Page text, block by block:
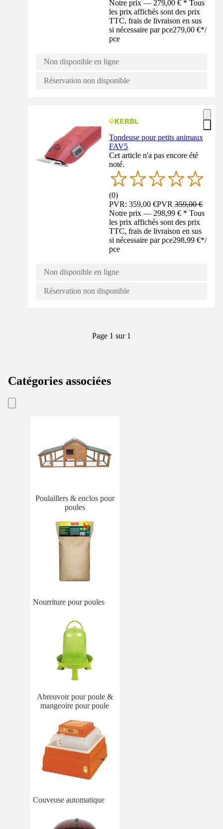
Notre prix — 279,00 € * Tous
les prix affichés sont des prix
TTC, frais de livraison en sus
si nécessaire par pce279,00 €*/
pce
Non disponible en ligne
Réservation non disponible
Tondeuse pour petits animaux
FAV5
Cet article n'a pas encore été
noté.
(0)
PVR: 359,00 €PVR359,00 €
Notre prix — 298,99 € * Tous
les prix affichés sont des prix
TTC, frais de livraison en sus
si nécessaire par pce298,99 €*/
pce
Non disponible en ligne
Réservation non disponible
Page 1 sur 1
Catégories associées
Poulaillers & enclos pour
poules
Nourriture pour poules
Abreuvoir pour poule​​​​​​ &
mangeoire pour poule
Couveuse automatique